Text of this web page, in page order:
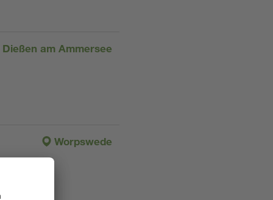
Dießen am Ammersee
Worpswede